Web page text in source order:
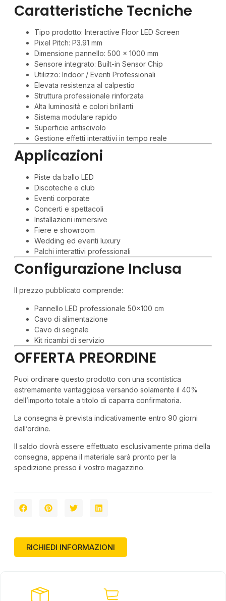
Caratteristiche Tecniche
Tipo prodotto: Interactive Floor LED Screen
Pixel Pitch: P3.91 mm
Dimensione pannello: 500 x 1000 mm
Sensore integrato: Built-in Sensor Chip
Utilizzo: Indoor / Eventi Professionali
Elevata resistenza al calpestio
Struttura professionale rinforzata
Alta luminosità e colori brillanti
Sistema modulare rapido
Superficie antiscivolo
Gestione effetti interattivi in tempo reale
Applicazioni
Piste da ballo LED
Discoteche e club
Eventi corporate
Concerti e spettacoli
Installazioni immersive
Fiere e showroom
Wedding ed eventi luxury
Palchi interattivi professionali
Configurazione Inclusa
Il prezzo pubblicato comprende:
Pannello LED professionale 50×100 cm
Cavo di alimentazione
Cavo di segnale
Kit ricambi di servizio
OFFERTA PREORDINE
Puoi ordinare questo prodotto con una scontistica
estremamente vantaggiosa versando solamente il 40%
dell’importo totale a titolo di caparra confirmatoria.
La consegna è prevista indicativamente entro 90 giorni
dall’ordine.
Il saldo dovrà essere effettuato esclusivamente prima della
consegna, appena il materiale sarà pronto per la
spedizione presso il vostro magazzino.
RICHIEDI INFORMAZIONI